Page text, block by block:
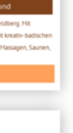
Mit
kreativ-badischen
Saunen,